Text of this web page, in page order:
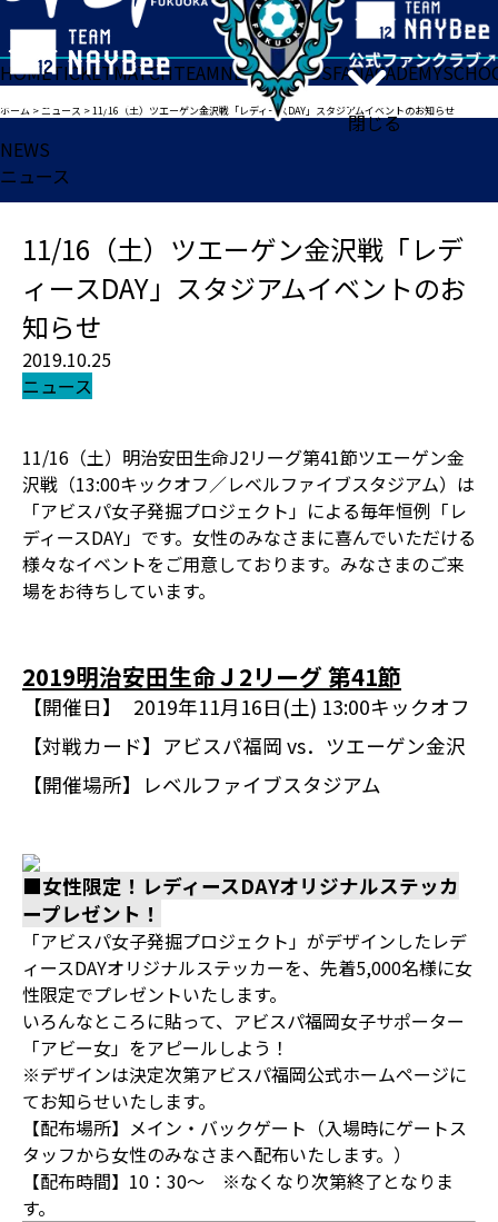
閉じる
HOMETICKETMATCHTEAMNEWSGOODSFANACADEMY
ホーム >ニュース >11/16（土）ツエーゲン金沢戦「レディースDAY」スタジアムイベントのお知らせ
NEWS
ニュース
11/16（土）ツエーゲン金沢戦「レデ
ィースDAY」スタジアムイベントのお
知らせ
2019.10.25
ニュース
11/16（土）明治安田生命J2リーグ第41節ツエーゲン金
沢戦（13:00キックオフ／レベルファイブスタジアム）は
「アビスパ女子発掘プロジェクト」による毎年恒例「レ
ディースDAY」です。女性のみなさまに喜んでいただける
様々なイベントをご用意しております。みなさまのご来
場をお待ちしています。
2019明治安田生命Ｊ2リーグ 第41節
【開催日】
2019年11月16日(土) 13:00キックオフ
【対戦カード】 アビスパ福岡 vs．ツエーゲン金沢
【開催場所】
レベルファイブスタジアム
■女性限定！レディースDAYオリジナルステッカ
ープレゼント！
「アビスパ女子発掘プロジェクト」がデザインしたレデ
ィースDAYオリジナルステッカーを、先着5,000名様に女
性限定でプレゼントいたします。
いろんなところに貼って、アビスパ福岡女子サポーター
「アビー女」をアピールしよう！
※デザインは決定次第アビスパ福岡公式ホームページに
てお知らせいたします。
【配布場所】メイン・バックゲート（入場時にゲートス
タッフから女性のみなさまへ配布いたします。）
【配布時間】10：30～ ※なくなり次第終了となりま
す。